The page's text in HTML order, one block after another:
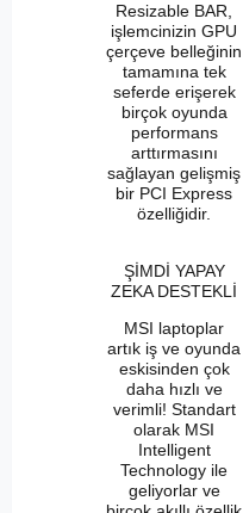
Resizable BAR,
işlemcinizin GPU
çerçeve belleğinin
tamamına tek
seferde erişerek
birçok oyunda
performans
arttırmasını
sağlayan gelişmiş
bir PCI Express
özelliğidir.
ŞİMDİ YAPAY
ZEKA DESTEKLİ
MSI laptoplar
artık iş ve oyunda
eskisinden çok
daha hızlı ve
verimli! Standart
olarak MSI
Intelligent
Technology ile
geliyorlar ve